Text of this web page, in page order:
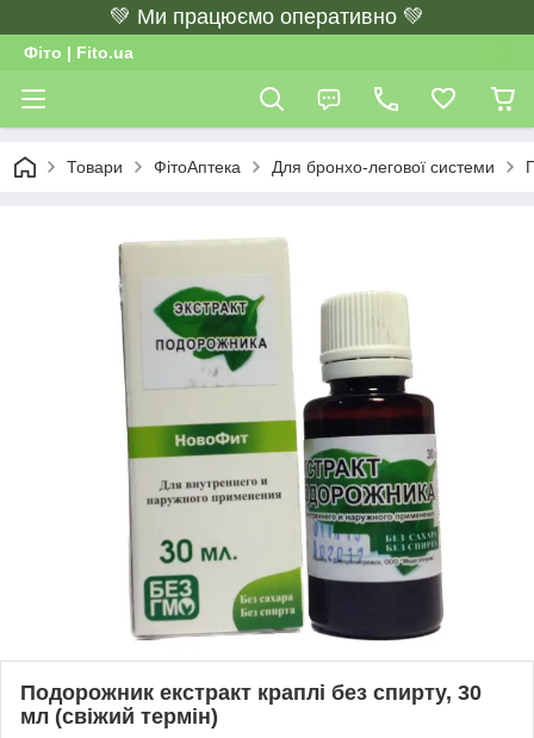
💚 Ми працюємо оперативно 💚
Фіто | Fito.ua
Товари ФітоАптека Для бронхо-легової системи
Подорожник екстракт краплі без спирту, 30
мл (свіжий термін)